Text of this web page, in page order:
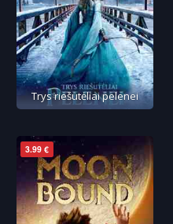
Trys riešutėliai pelenei
3.99 €